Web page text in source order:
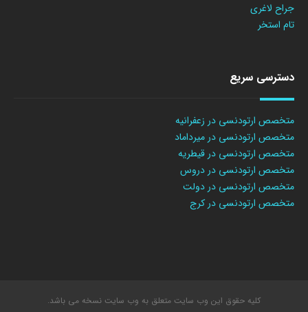
جراح لاغری
تام استخر
دسترسی سریع
متخصص ارتودنسی در زعفرانیه
متخصص ارتودنسی در میرداماد
متخصص ارتودنسی در قیطریه
متخصص ارتودنسی در دروس
متخصص ارتودنسی در دولت
متخصص ارتودنسی در کرج
کلیه حقوق این وب سایت متعلق به وب سایت نسخه می باشد.